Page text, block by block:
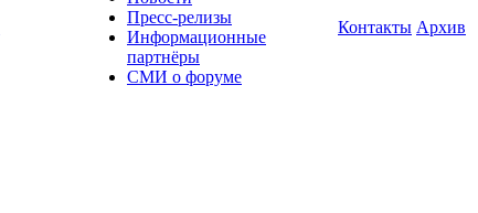
Пресс-релизы
Информационные
партнёры
СМИ о форуме
Контакты Архив